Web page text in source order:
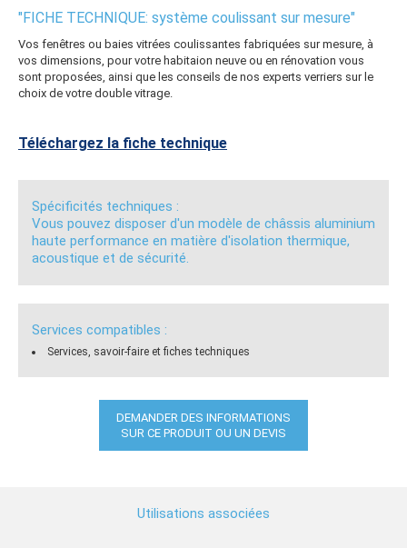
"FICHE TECHNIQUE: système coulissant sur mesure"
Vos fenêtres ou baies vitrées coulissantes fabriquées sur mesure, à
vos dimensions, pour votre habitaion neuve ou en rénovation vous
sont proposées, ainsi que les conseils de nos experts verriers sur le
choix de votre double vitrage.
Téléchargez la fiche technique
Spécificités techniques :
Vous pouvez disposer d'un modèle de châssis aluminium
haute performance en matière d'isolation thermique,
acoustique et de sécurité.
Services compatibles :
Services, savoir-faire et fiches techniques
DEMANDER DES INFORMATIONS
SUR CE PRODUIT OU UN DEVIS
Utilisations associées